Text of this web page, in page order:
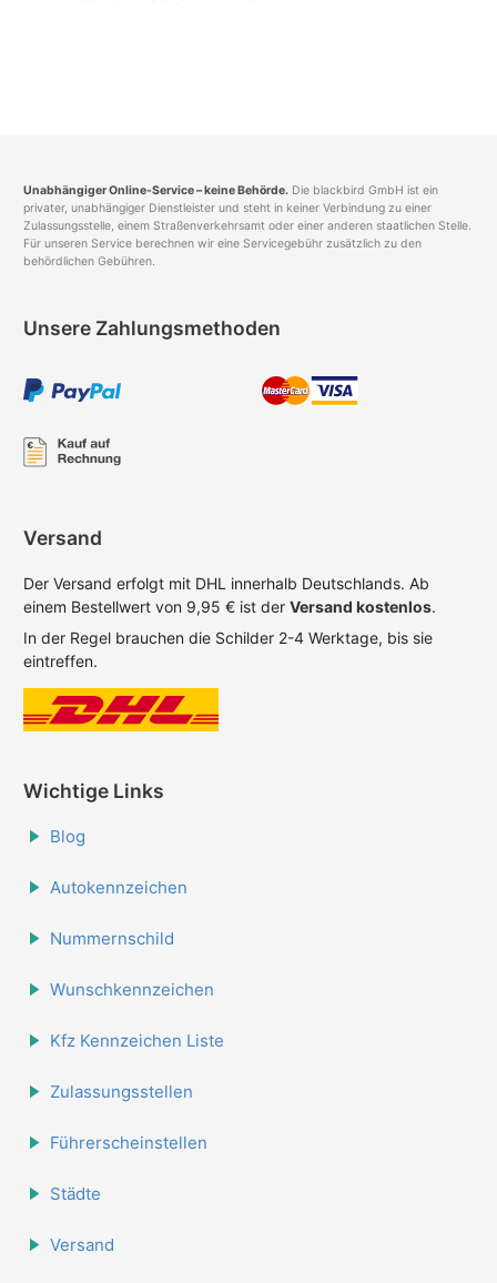
Unabhängiger Online-Service – keine Behörde. Die blackbird GmbH ist ein
privater, unabhängiger Dienstleister und steht in keiner Verbindung zu einer
Zulassungsstelle, einem Straßenverkehrsamt oder einer anderen staatlichen Stelle.
Für unseren Service berechnen wir eine Servicegebühr zusätzlich zu den
behördlichen Gebühren.
Unsere Zahlungsmethoden
Versand
Der Versand erfolgt mit DHL innerhalb Deutschlands. Ab
einem Bestellwert von 9,95 € ist der Versand kostenlos.
In der Regel brauchen die Schilder 2-4 Werktage, bis sie
eintreffen.
Wichtige Links
Blog
Autokennzeichen
Nummernschild
Wunschkennzeichen
Kfz Kennzeichen Liste
Zulassungsstellen
Führerscheinstellen
Städte
Versand